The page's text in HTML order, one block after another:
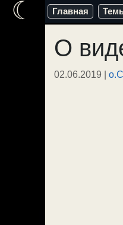
Перейти
содержимому
Главная
О
02.06.2019 |
☾